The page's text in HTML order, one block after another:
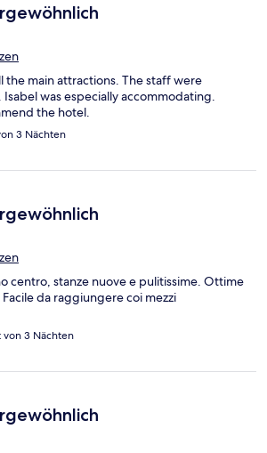
the main attractions. The staff were
was especially accommodating.
the hotel.
3 Nächten
centro, stanze nuove e pulitissime. Ottime
da raggiungere coi mezzi
3 Nächten